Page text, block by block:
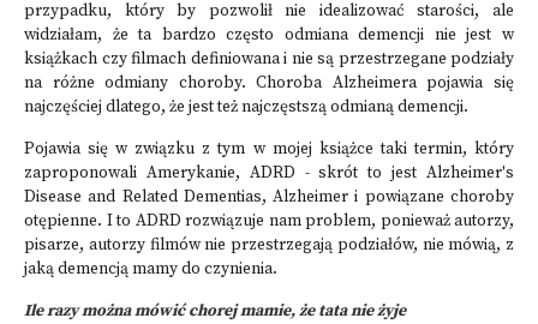
przypadku, który by pozwolił nie idealizować starości, ale
widziałam, że ta bardzo często odmiana demencji nie jest w
książkach czy filmach definiowana i nie są przestrzegane podziały
na różne odmiany choroby. Choroba Alzheimera pojawia się
najczęściej dlatego, że jest też najczęstszą odmianą demencji.
Pojawia się w związku z tym w mojej książce taki termin, który
zaproponowali Amerykanie, ADRD - skrót to jest Alzheimer's
Disease and Related Dementias, Alzheimer i powiązane choroby
otępienne. I to ADRD rozwiązuje nam problem, ponieważ autorzy,
pisarze, autorzy filmów nie przestrzegają podziałów, nie mówią, z
jaką demencją mamy do czynienia.
Ile razy można mówić chorej mamie, że tata nie żyje